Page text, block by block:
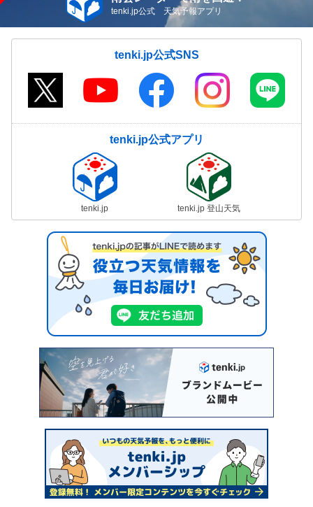
tenki.jp公式 天気予報アプリ
tenki.jp公式SNS
tenki.jp公式アプリ
tenki.jp tenki.jp 登山天気